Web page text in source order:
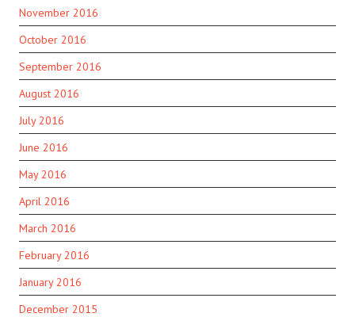
November 2016
October 2016
September 2016
August 2016
July 2016
June 2016
May 2016
April 2016
March 2016
February 2016
January 2016
December 2015